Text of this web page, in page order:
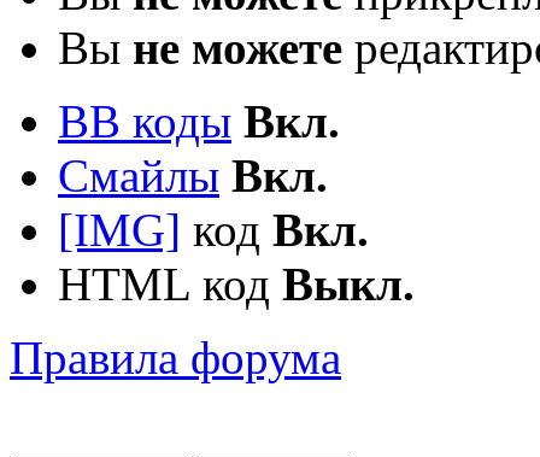
Вы не можете
BB коды Вкл.
Смайлы Вкл.
[IMG] код Вкл.
HTML код Выкл.
Правила форума